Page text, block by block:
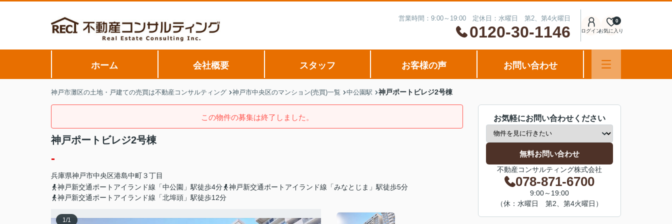
営業時間：9:00～19:00 定休日：水曜日 第2、第4火曜日
0120-30-1146 ログインお気に入り
0
ホーム 会社概要 スタッフ お客様の声 お問い合わせ
神戸市灘区の土地・戸建ての売買は不動産コンサルティング 神戸市中央区のマンション(売買)一覧 中公園駅 神戸ポートビレジ2号棟
この物件の募集は終了しました。
神戸ポートビレジ2号棟
-
兵庫県神戸市中央区港島中町３丁目
神戸新交通ポートアイランド線「中公園」駅徒歩4分
神戸新交通ポートアイランド線「みなとじま」駅徒歩5分
神戸新交通ポートアイランド線「北埠頭」駅徒歩12分
1/1
お気軽にお問い合わせください
無料お問い合わせ
不動産コンサルティング株式会社
078-871-6700
9:00～19:00
（休：水曜日 第2、第4火曜日）